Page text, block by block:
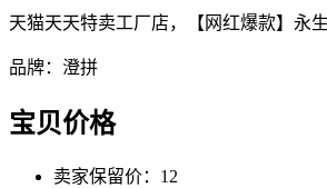
天猫天天特卖工厂店，【网红爆款】永
品牌：澄拼
宝贝价格
卖家保留价：12